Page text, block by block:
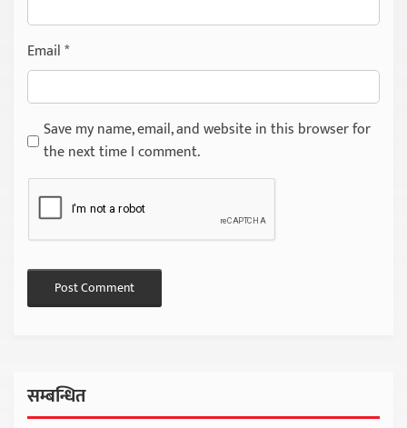
Email*
Save my name, email, and website in this browser for
the next time I comment.
सम्बन्धित